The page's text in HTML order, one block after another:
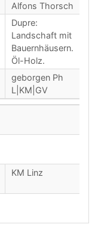
Alfons Thorsch
Dupre:
Landschaft mit
Bauernhäusern.
Öl-Holz.
geborgen Ph
L|KM|GV
KM Linz